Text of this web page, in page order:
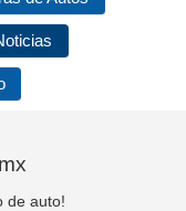
de auto!